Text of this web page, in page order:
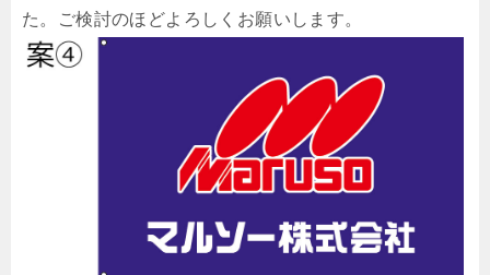
た。ご検討のほどよろしくお願いします。